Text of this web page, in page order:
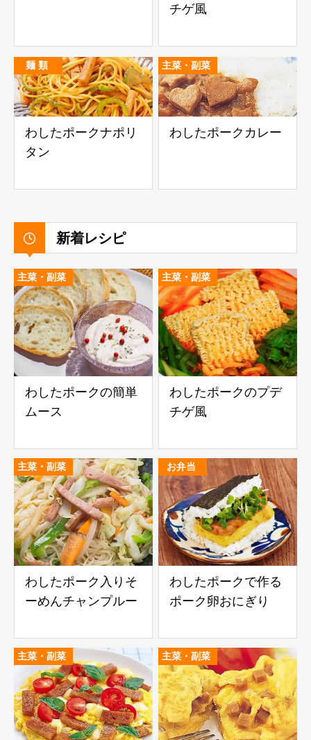
チゲ風
麺 類
わしたポークナポリ
タン
主菜・副菜
わしたポークカレー
新着レシピ
主菜・副菜
わしたポークの簡単
ムース
主菜・副菜
わしたポークのプデ
チゲ風
主菜・副菜
わしたポーク入りそ
ーめんチャンプルー
お弁当
わしたポークで作る
ポーク卵おにぎり
主菜・副菜 主菜・副菜